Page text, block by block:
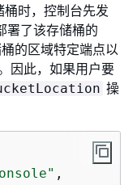
时，控制台先发
署了该存储桶的
的区域特定端点以
因此，如果用户要
操
,